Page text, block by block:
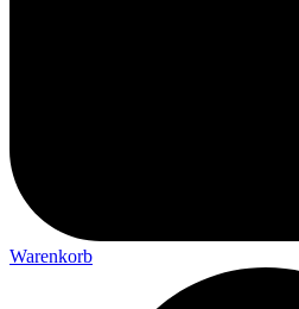
Warenkorb